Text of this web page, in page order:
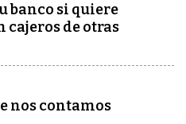
banco si quiere
de otras
nos contamos